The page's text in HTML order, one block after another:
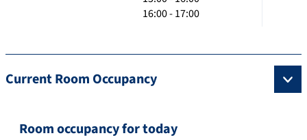
16:00 - 17:00
Current Room Occupancy
Room occupancy for today